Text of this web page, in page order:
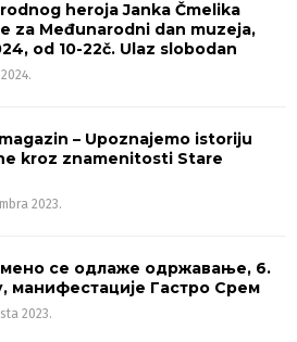
heroja Janka Čmelika
za Međunarodni dan muzeja,
od 10-22č. Ulaz slobodan
– Upoznajemo istoriju
kroz znamenitosti Stare
2023.
се одлаже одржавање, 6.
манифестације Гастро Срем
2023.